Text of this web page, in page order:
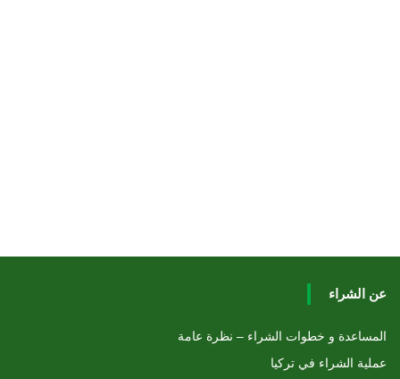
عن الشراء
المساعدة و خطوات الشراء – نظرة عامة
عملية الشراء في تركيا